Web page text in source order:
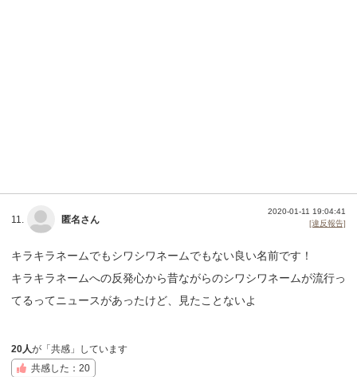
11. 匿名さん
2020-01-11 19:04:41
[違反報告]
キラキラネームでもシワシワネームでもない良い名前です！
キラキラネームへの反発心から昔ながらのシワシワネームが流行っ
てるってニュースがあったけど、見たことないよ
20人が「共感」しています
共感した：20